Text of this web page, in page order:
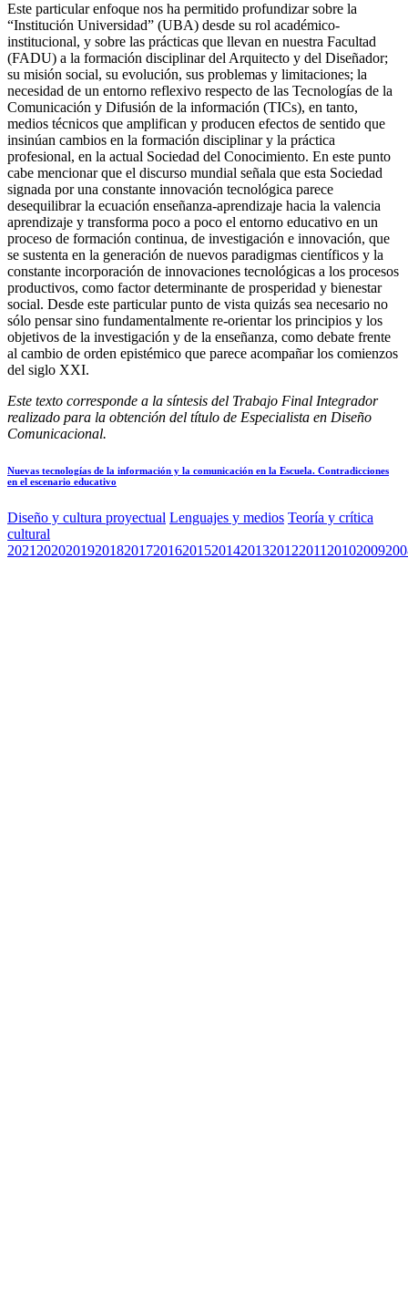
Este particular enfoque nos ha permitido profundizar sobre la
“Institución Universidad” (UBA) desde su rol académico-
institucional, y sobre las prácticas que llevan en nuestra Facultad
(FADU) a la formación disciplinar del Arquitecto y del Diseñador;
su misión social, su evolución, sus problemas y limitaciones; la
necesidad de un entorno reflexivo respecto de las Tecnologías de la
Comunicación y Difusión de la información (TICs), en tanto,
medios técnicos que amplifican y producen efectos de sentido que
insinúan cambios en la formación disciplinar y la práctica
profesional, en la actual Sociedad del Conocimiento. En este punto
cabe mencionar que el discurso mundial señala que esta Sociedad
signada por una constante innovación tecnológica parece
desequilibrar la ecuación enseñanza-aprendizaje hacia la valencia
aprendizaje y transforma poco a poco el entorno educativo en un
proceso de formación continua, de investigación e innovación, que
se sustenta en la generación de nuevos paradigmas científicos y la
constante incorporación de innovaciones tecnológicas a los procesos
productivos, como factor determinante de prosperidad y bienestar
social. Desde este particular punto de vista quizás sea necesario no
sólo pensar sino fundamentalmente re-orientar los principios y los
objetivos de la investigación y de la enseñanza, como debate frente
al cambio de orden epistémico que parece acompañar los comienzos
del siglo XXI.
Este texto corresponde a la síntesis del Trabajo Final Integrador
realizado para la obtención del título de Especialista en Diseño
Comunicacional.
Nuevas tecnologías de la información y la comunicación en la Escuela. Contradicciones
en el escenario educativo
Diseño y cultura proyectual Lenguajes y medios Teoría y crítica
cultural
2021 2020201920182017201620152014201320122011 20102009